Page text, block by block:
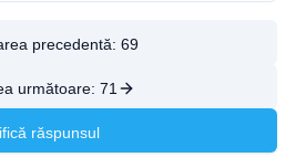
precedentă: 69
următoare: 71
răspunsul